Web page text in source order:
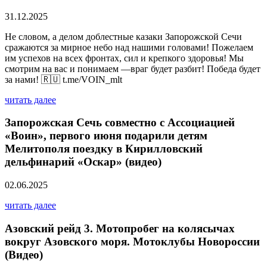
31.12.2025
Не словом, а делом доблестные казаки Запорожской Сечи
сражаются за мирное небо над нашими головами! Пожелаем
им успехов на всех фронтах, сил и крепкого здоровья! Мы
смотрим на вас и понимаем —враг будет разбит! Победа будет
за нами! 🇷🇺 t.me/VOIN_mlt
читать далее
Запорожская Сечь совместно с Ассоциацией
«Воин», первого июня подарили детям
Мелитополя поездку в Кирилловский
дельфинарий «Оскар» (видео)
02.06.2025
читать далее
Азовский рейд 3. Мотопробег на колясычах
вокруг Азовского моря. Мотоклубы Новороссии
(Видео)